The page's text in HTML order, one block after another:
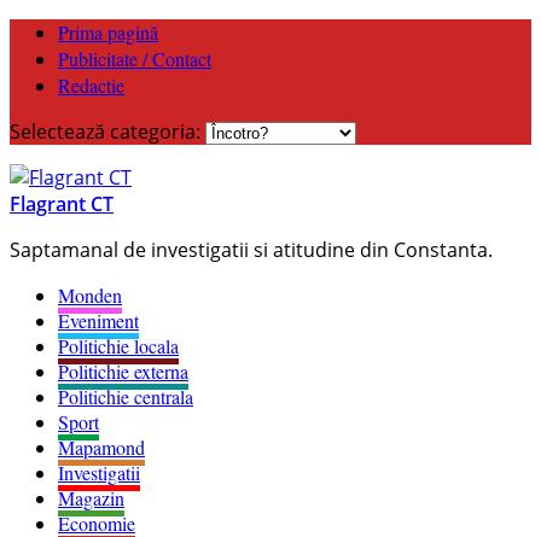
Prima pagină
Publicitate / Contact
Redactie
Selectează categoria:
Flagrant CT
Saptamanal de investigatii si atitudine din Constanta.
Monden
Eveniment
Politichie locala
Politichie externa
Politichie centrala
Sport
Mapamond
Investigatii
Magazin
Economie